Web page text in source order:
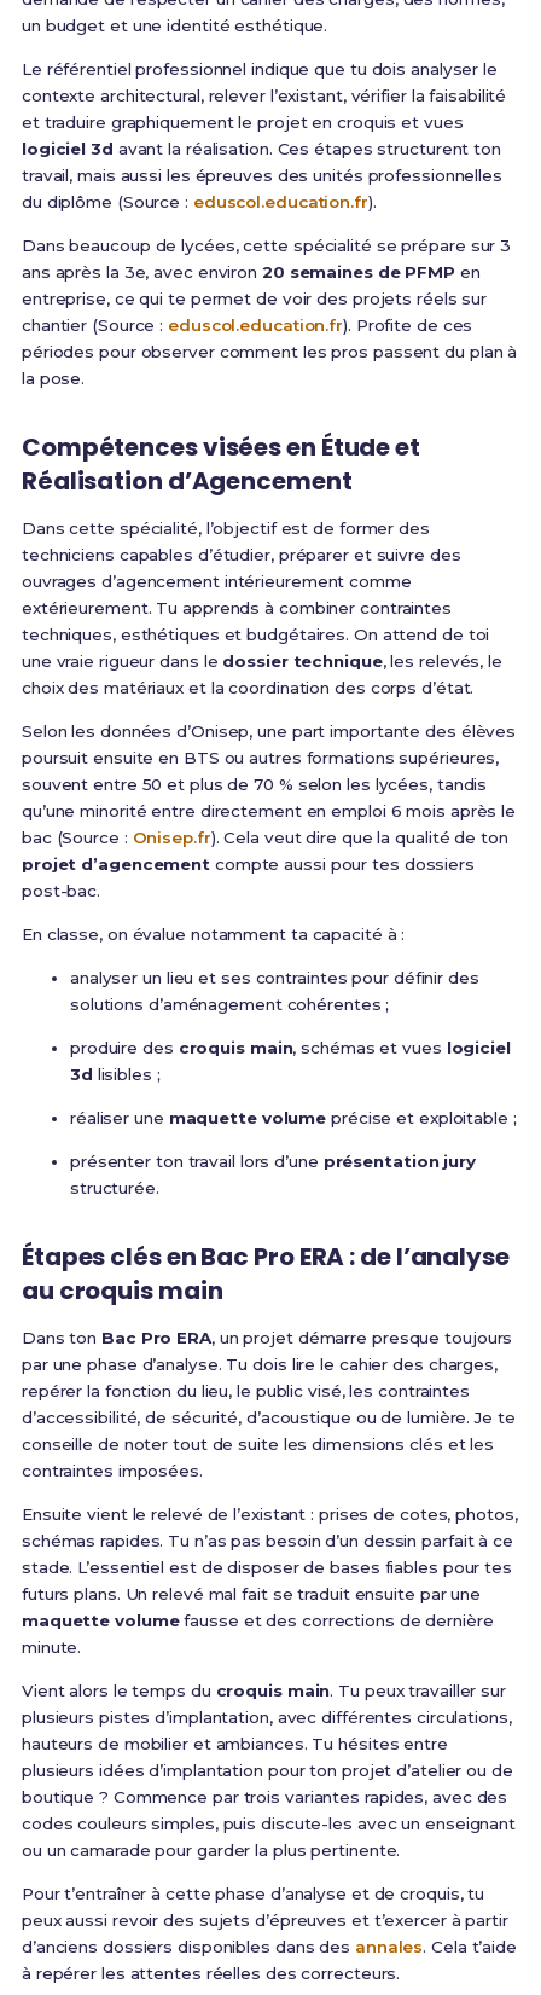
un budget et une identité esthétique.
Le référentiel professionnel indique que tu dois analyser le
contexte architectural, relever l’existant, vérifier la faisabilité
et traduire graphiquement le projet en croquis et vues
logiciel 3d avant la réalisation. Ces étapes structurent ton
travail, mais aussi les épreuves des unités professionnelles
du diplôme (Source : eduscol.education.fr).
Dans beaucoup de lycées, cette spécialité se prépare sur 3
ans après la 3e, avec environ 20 semaines de PFMP en
entreprise, ce qui te permet de voir des projets réels sur
chantier (Source : eduscol.education.fr). Profite de ces
périodes pour observer comment les pros passent du plan à
la pose.
Compétences visées en Étude et
Réalisation d’Agencement
Dans cette spécialité, l’objectif est de former des
techniciens capables d’étudier, préparer et suivre des
ouvrages d’agencement intérieurement comme
extérieurement. Tu apprends à combiner contraintes
techniques, esthétiques et budgétaires. On attend de toi
une vraie rigueur dans le dossier technique, les relevés, le
choix des matériaux et la coordination des corps d’état.
Selon les données d’Onisep, une part importante des élèves
poursuit ensuite en BTS ou autres formations supérieures,
souvent entre 50 et plus de 70 % selon les lycées, tandis
qu’une minorité entre directement en emploi 6 mois après le
bac (Source : Onisep.fr). Cela veut dire que la qualité de ton
projet d’agencement compte aussi pour tes dossiers
post-bac.
En classe, on évalue notamment ta capacité à :
analyser un lieu et ses contraintes pour définir des
solutions d’aménagement cohérentes ;
produire des croquis main, schémas et vues logiciel
3d lisibles ;
réaliser une maquette volume précise et exploitable ;
présenter ton travail lors d’une présentation jury
structurée.
Étapes clés en Bac Pro ERA : de l’analyse
au croquis main
Dans ton Bac Pro ERA, un projet démarre presque toujours
par une phase d’analyse. Tu dois lire le cahier des charges,
repérer la fonction du lieu, le public visé, les contraintes
d’accessibilité, de sécurité, d’acoustique ou de lumière. Je te
conseille de noter tout de suite les dimensions clés et les
contraintes imposées.
Ensuite vient le relevé de l’existant : prises de cotes, photos,
schémas rapides. Tu n’as pas besoin d’un dessin parfait à ce
stade. L’essentiel est de disposer de bases fiables pour tes
futurs plans. Un relevé mal fait se traduit ensuite par une
maquette volumefausse et des corrections de dernière
minute.
Vient alors le temps du croquis main. Tu peux travailler sur
plusieurs pistes d’implantation, avec différentes circulations,
hauteurs de mobilier et ambiances. Tu hésites entre
plusieurs idées d’implantation pour ton projet d’atelier ou de
boutique ? Commence par trois variantes rapides, avec des
codes couleurs simples, puis discute-les avec un enseignant
ou un camarade pour garder la plus pertinente.
Pour t’entraîner à cette phase d’analyse et de croquis, tu
peux aussi revoir des sujets d’épreuves et t’exercer à partir
d’anciens dossiers disponibles dans des annales. Cela t’aide
à repérer les attentes réelles des correcteurs.